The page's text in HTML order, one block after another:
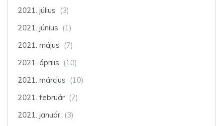
2021. július (3)
2021. június (1)
2021. május (7)
2021. április (10)
2021. március (10)
2021. február (7)
2021. január (3)